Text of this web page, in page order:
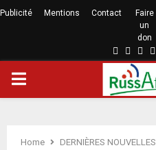
Publicité Mentions Contact
Faire
un
don
Home
DERNIÈRES NOUVELLES